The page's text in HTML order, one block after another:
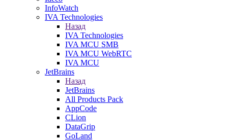
InfoWatch
IVA Technologies
Назад
IVA Technologies
IVA MCU SMB
IVA MCU WebRTC
IVA MCU
JetBrains
Назад
JetBrains
All Products Pack
AppCode
CLion
DataGrip
GoLand